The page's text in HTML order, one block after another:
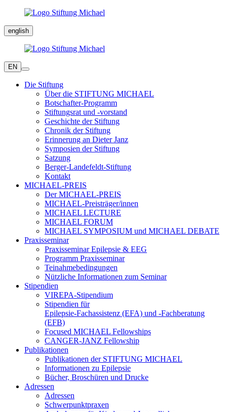
english
EN
Die Stiftung
Über die STIFTUNG MICHAEL
Botschafter-Programm
Stiftungsrat und -vorstand
Geschichte der Stiftung
Chronik der Stiftung
Erinnerung an Dieter Janz
Symposien der Stiftung
Satzung
Berger-Landefeldt-Stiftung
Kontakt
MICHAEL-PREIS
Der MICHAEL-PREIS
MICHAEL-Preisträger/innen
MICHAEL LECTURE
MICHAEL FORUM
MICHAEL SYMPOSIUM und MICHAEL DEBATE
Praxisseminar
Praxisseminar Epilepsie & EEG
Programm Praxisseminar
Teinahmebedingungen
Nützliche Informationen zum Seminar
Stipendien
VIREPA-Stipendium
Stipendien für
Epilepsie-Fachassistenz (EFA) und -Fachberatung
(EFB)
Focused MICHAEL Fellowships
CANGER-JANZ Fellowship
Publikationen
Publikationen der STIFTUNG MICHAEL
Informationen zu Epilepsie
Bücher, Broschüren und Drucke
Adressen
Adressen
Schwerpunktpraxen